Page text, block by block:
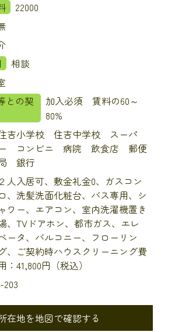
22000
相談
との契
加入必須 賃料の60～
80%
吉小学校 住吉中学校 スーパ
ー コンビニ 病院 飲食店 郵便
銀行
２人入居可、敷金礼金0、ガスコン
ロ、洗髪洗面化粧台、バス専用、シ
ャワー、エアコン、室内洗濯機置き
、TVドアホン、都市ガス、エレ
ータ、バルコニー、フローリン
グ、ご契約時ハウスクリーニング費
：41,800円（税込）
203
在地を地図で確認する